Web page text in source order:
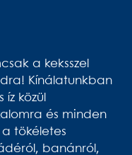
a keksszel
Kínálatunkban
íz közül
és minden
tökéletes
banánról,